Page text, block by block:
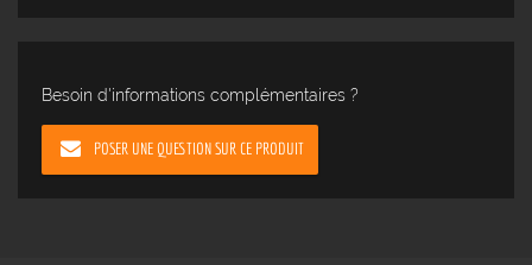
Besoin d'informations complémentaires ?
POSER UNE QUESTION SUR CE PRODUIT